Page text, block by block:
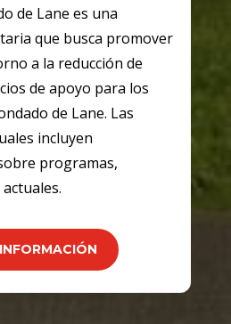
de Lane es una
que busca promover
a la reducción de
de apoyo para los
de Lane. Las
incluyen
programas,